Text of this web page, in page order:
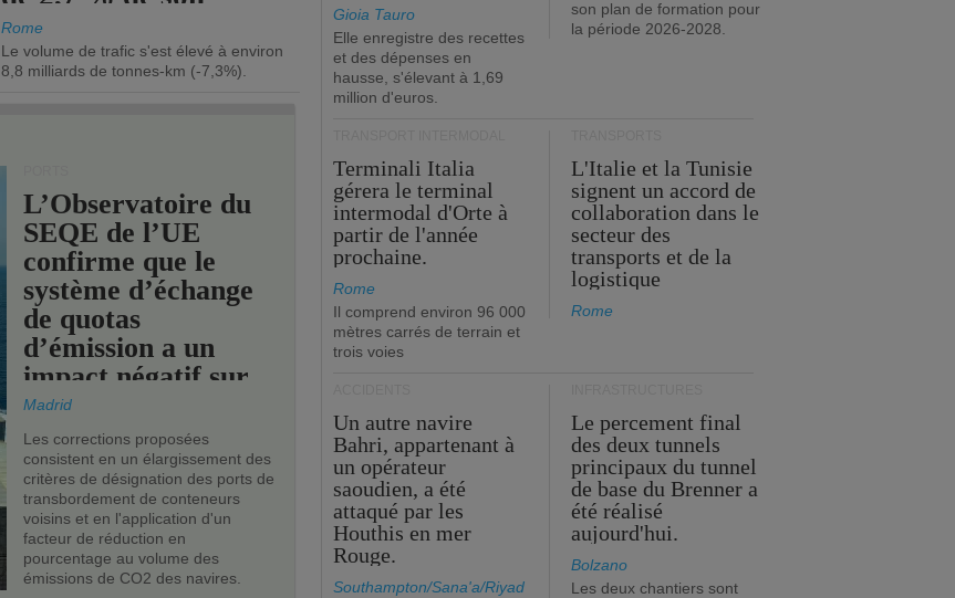
chiffre d'affaires
opérationnel.
Rome
Le volume de trafic s'est élevé à environ
8,8 milliards de tonnes-km (-7,3%).
L’Observatoire du
SEQE de l’UE
confirme que le
système d’échange
de quotas
d’émission a un
impact négatif sur
les ports de l’UE.
Madrid
Les corrections proposées
consistent en un élargissement des
critères de désignation des ports de
transbordement de conteneurs
voisins et en l'application d'un
facteur de réduction en
pourcentage au volume des
émissions de CO2 des navires.
Gioia Tauro
Elle enregistre des recettes
et des dépenses en
hausse, s'élevant à 1,69
million d'euros.
son plan de formation pour
la période 2026-2028.
Terminali Italia
gérera le terminal
intermodal d'Orte à
partir de l'année
prochaine.
Rome
Il comprend environ 96 000
mètres carrés de terrain et
trois voies
L'Italie et la Tunisie
signent un accord de
collaboration dans le
secteur des
transports et de la
logistique
Rome
Un autre navire
Bahri, appartenant à
un opérateur
saoudien, a été
attaqué par les
Houthis en mer
Rouge.
Southampton/Sana'a/Riyad
Le percement final
des deux tunnels
principaux du tunnel
de base du Brenner a
été réalisé
aujourd'hui.
Bolzano
Les deux chantiers sont